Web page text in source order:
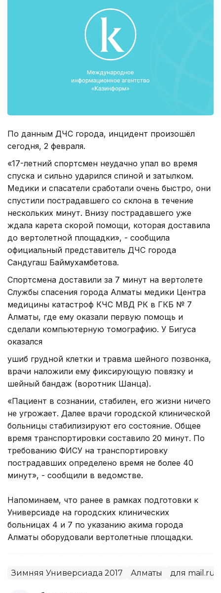
По данным ДЧС города, инцидент произошёл
сегодня, 2 февраля.
«17-летний спортсмен неудачно упал во время
спуска и сильно ударился спиной и затылком.
Медики и спасатели сработали очень быстро, они
спустили пострадавшего со склона в течение
нескольких минут. Внизу пострадавшего уже
ждала карета скорой помощи, которая доставила
до вертолетной площадки», - сообщила
официальный представитель ДЧС города
Сандугаш Баймухамбетова.
Спортсмена доставили за 7 минут на вертолете
Службы спасения города Алматы медики Центра
медицины катастроф КЧС МВД РК в ГКБ № 7
Алматы, где ему оказали первую помощь и
сделали компьютерную томографию. У Бигуса
оказался
ушиб грудной клетки и травма шейного позвонка,
врачи наложили ему фиксирующую повязку и
шейный бандаж (воротник Шанца).
«Пациент в сознании, стабилен, его жизни ничего
не угрожает. Далее врачи городской клинической
больницы стабилизируют его состояние. Общее
время транспортировки составило 20 минут. По
требованию ФИСУ на транспортировку
пострадавших определено время не более 40
минут», - сообщили в ведомстве.
Напоминаем, что ранее в рамках подготовки к
Универсиаде на городских клинических
больницах 4 и 7 по указанию акима города
Алматы оборудовали вертолетные площадки.
Зимняя Универсиада 2017 Алматы для mail.ru